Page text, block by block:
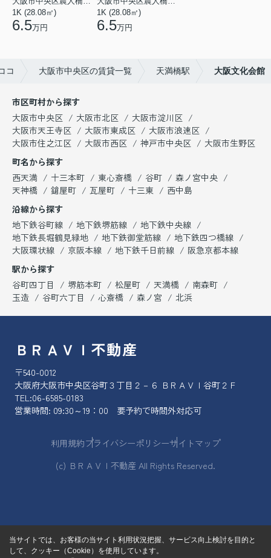
1K (28.08㎡)
6.5万円
1K (28.08㎡)
6.5万円
コ 大阪市中央区の賃貸一覧 天満橋駅 大阪文化会館
市区町村から探す
大阪市中央区
大阪市北区
大阪市淀川区
大阪市天王寺区
大阪市東成区
大阪市浪速区
大阪市住之江区
大阪市西区 神戸市中央区
大阪市生野区
町名から探す
西天満
十三本町 東心斎橋 谷町
森ノ宮中央
天神橋
鎗屋町 瓦屋町 十三東
西中島
沿線から探す
地下鉄谷町線
地下鉄堺筋線
地下鉄中央線
地下鉄長堀鶴見緑地
地下鉄御堂筋線
地下鉄四つ橋線
大阪環状線
京阪本線 地下鉄千日前線
阪急京都本線
駅から探す
谷町四丁目
堺筋本町 松屋町 天満橋
南森町
玉造
谷町六丁目 心斎橋 森ノ宮 北浜
ＢＲＡＶＩ不動産
〒540-0012
大阪府大阪市中央区谷町３丁目２－６ ＢＲＡＶＩ谷町２Ｆ
TEL:06-6585-0183
営業時間: 09:30～19：00 要予約で時間外対応可
利用規約プライバシーポリシーサイトマップ
(c) ＢＲＡＶＩ不動産 All Rights Reserved.
当サイトでは、お客様の当サイト利用状況把握、サービス向上検討を目的と
して、クッキー（Cookie）を使用しています。